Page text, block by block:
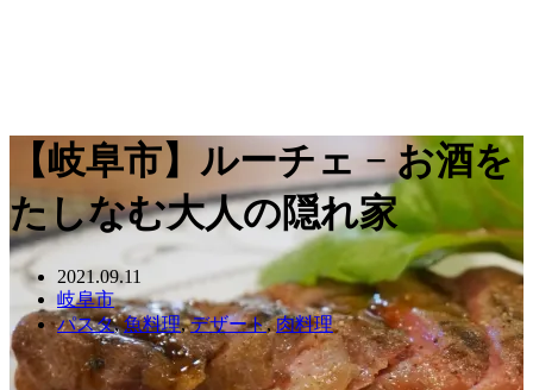
【岐阜市】ルーチェ − お酒を
たしなむ大人の隠れ家
2021.09.11
岐阜市
パスタ,魚料理,デザート,肉料理